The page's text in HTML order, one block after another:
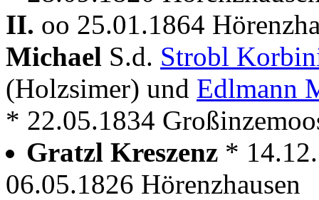
II. oo 25.01.1864
Michael S.d. Strobl
(Holzsimer) und Edlmann
* 22.05.1834
Gratzl Kreszenz *
06.05.1826 Hörenzhausen